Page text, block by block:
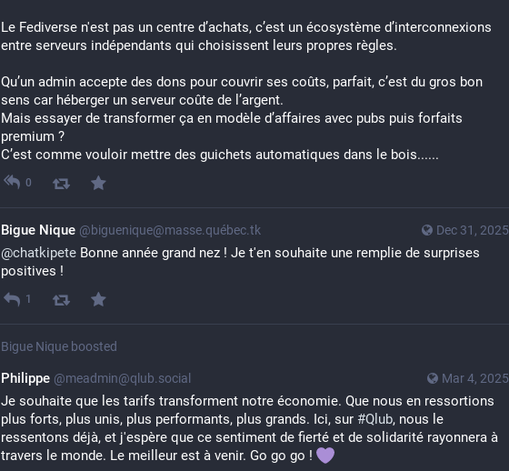
Le Fediverse n'est pas un centre d’achats, c’est un écosystème d’interconnexions
entre serveurs indépendants qui choisissent leurs propres règles.
Qu’un admin accepte des dons pour couvrir ses coûts, parfait, c’est du gros bon
sens car héberger un serveur coûte de l’argent.
Mais essayer de transformer ça en modèle d’affaires avec pubs puis forfaits
premium ?
C’est comme vouloir mettre des guichets automatiques dans le bois......
0
Dec 31, 2025
Bigue Nique @biguenique@masse.québec.tk
@chatkipete Bonne année grand nez ! Je t'en souhaite une remplie de surprises
positives !
1
Bigue Nique boosted
Mar 4, 2025
Philippe @meadmin@qlub.social
Je souhaite que les tarifs transforment notre économie. Que nous en ressortions
plus forts, plus unis, plus performants, plus grands. Ici, sur #Qlub, nous le
ressentons déjà, et j'espère que ce sentiment de fierté et de solidarité rayonnera à
travers le monde. Le meilleur est à venir. Go go go !